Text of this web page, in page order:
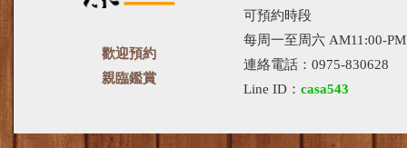
歡迎預約
親臨鑑賞
可預約時段
每周一至周六 AM11:00-
連絡電話：0975-830628
Line ID： casa543